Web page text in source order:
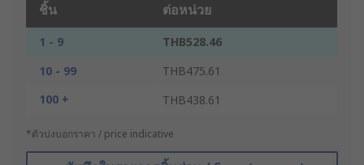
ชิ้น ต่อหน่วย
1 - 9
THB528.46
10 - 99
THB475.61
100 +
THB438.61
*ตัวบ่งบอกราคา / price indicative